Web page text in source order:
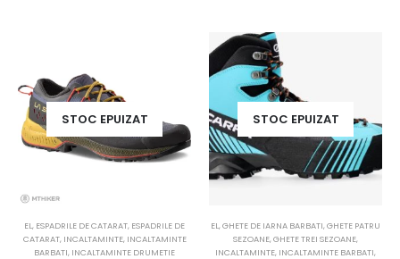
STOC EPUIZAT
EL, ESPADRILE DE CATARAT, ESPADRILE DE
CATARAT, INCALTAMINTE, INCALTAMINTE
BARBATI, INCALTAMINTE DRUMETIE
STOC EPUIZAT
EL,GHETE DE IARNA BARBATI,GHETE PATRU
SEZOANE,GHETE TREI SEZOANE,
INCALTAMINTE, INCALTAMINTE BARBATI,